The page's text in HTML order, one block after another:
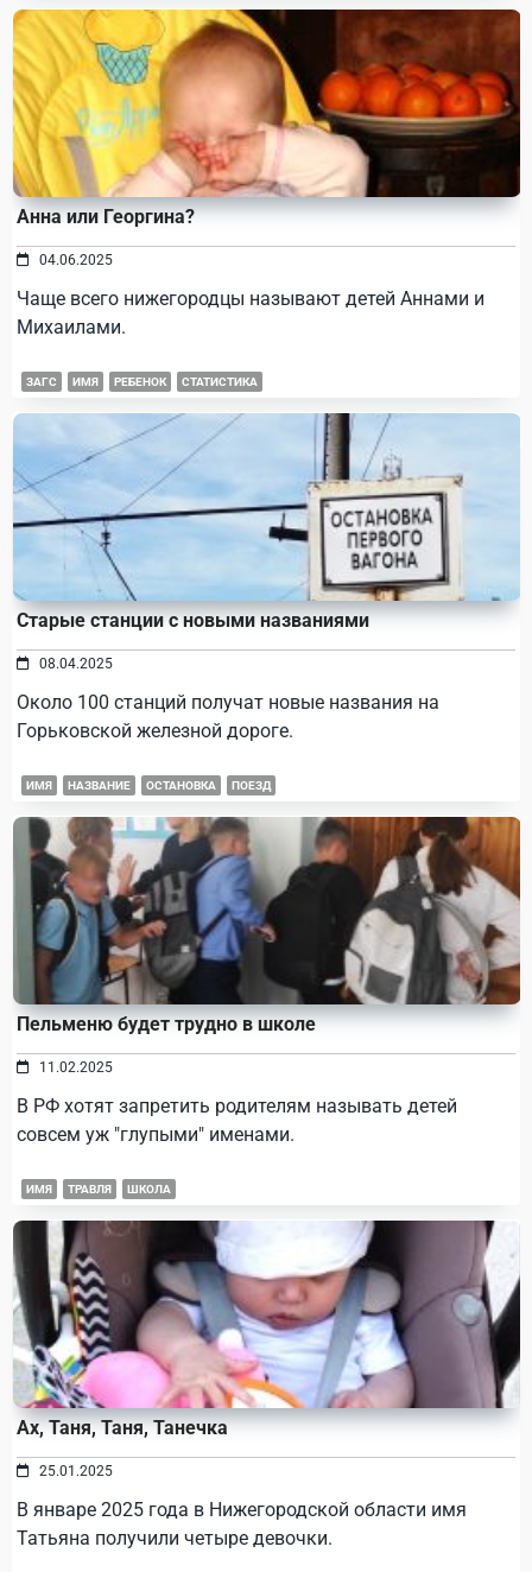
Анна или Георгина?
04.06.2025
Чаще всего нижегородцы называют детей Аннами и
Михаилами.
ЗАГС ИМЯ РЕБЕНОК СТАТИСТИКА
Старые станции с новыми названиями
08.04.2025
Около 100 станций получат новые названия на
Горьковской железной дороге.
ИМЯ НАЗВАНИЕ ОСТАНОВКА ПОЕЗД
Пельменю будет трудно в школе
11.02.2025
В РФ хотят запретить родителям называть детей
совсем уж "глупыми" именами.
ИМЯ ТРАВЛЯ ШКОЛА
Ах, Таня, Таня, Танечка
25.01.2025
В январе 2025 года в Нижегородской области имя
Татьяна получили четыре девочки.